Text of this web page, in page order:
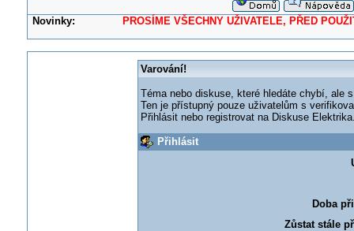
Novinky: PROSÍME VŠECHNY UŽIVATELE, PŘED
Varování!
Téma nebo diskuse, které hledáte chybí, ale
Ten je přístupný pouze uživatelům s
Přihlásit nebo registrovat na Diskuse
Přihlásit
Doba
Zůstat stále